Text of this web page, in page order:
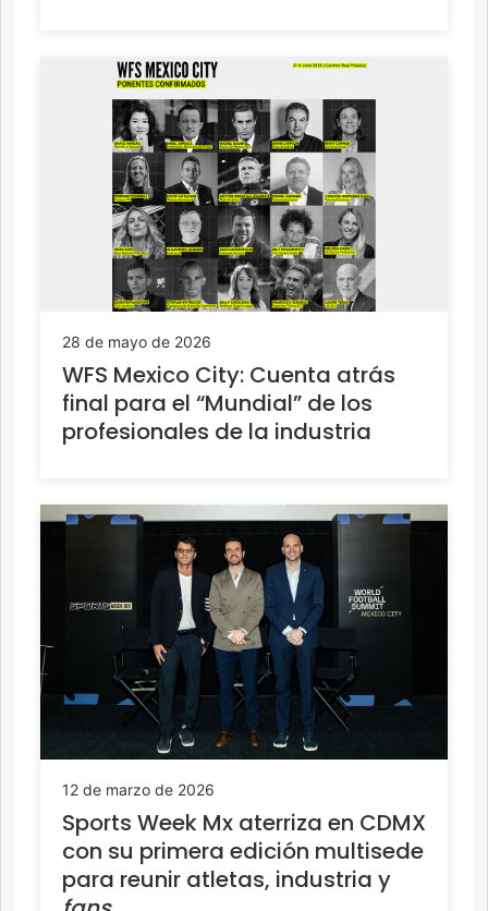
28 de mayo de 2026
WFS Mexico City: Cuenta atrás
final para el “Mundial” de los
profesionales de la industria
12 de marzo de 2026
Sports Week Mx aterriza en CDMX
con su primera edición multisede
para reunir atletas, industria y